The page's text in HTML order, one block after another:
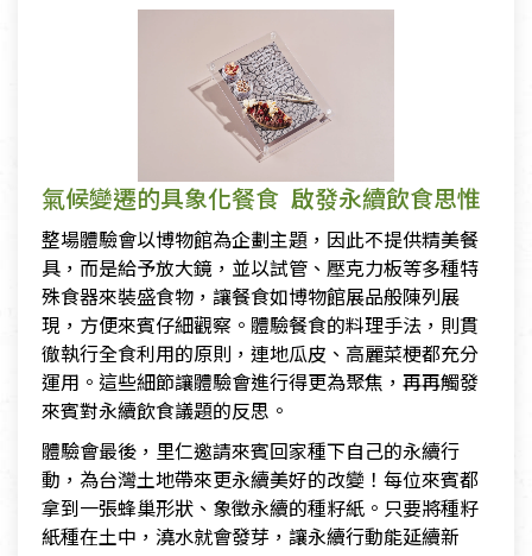
氣候變遷的具象化餐食 啟發永續飲食思惟
整場體驗會以博物館為企劃主題，因此不提供精美餐
具，而是給予放大鏡，並以試管、壓克力板等多種特
殊食器來裝盛食物，讓餐食如博物館展品般陳列展
現，方便來賓仔細觀察。體驗餐食的料理手法，則貫
徹執行全食利用的原則，連地瓜皮、高麗菜梗都充分
運用。這些細節讓體驗會進行得更為聚焦，再再觸發
來賓對永續飲食議題的反思。
體驗會最後，里仁邀請來賓回家種下自己的永續行
動，為台灣土地帶來更永續美好的改變！每位來賓都
拿到一張蜂巢形狀、象徵永續的種籽紙。只要將種籽
紙種在土中，澆水就會發芽，讓永續行動能延續新